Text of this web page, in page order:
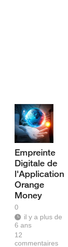
Empreinte
Digitale de
l'Application
Orange
Money
0
il y a plus de
6 ans
12
commentaires